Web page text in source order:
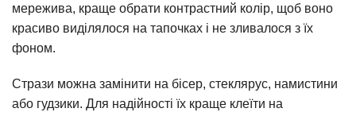
мережива, краще обрати контрастний колір, щоб воно
красиво виділялося на тапочках і не зливалося з їх
фоном.
Стрази можна замінити на бісер, стеклярус, намистини
або гудзики. Для надійності їх краще клеїти на